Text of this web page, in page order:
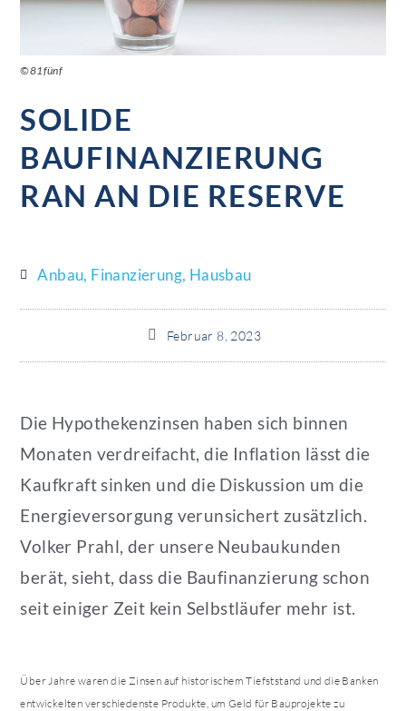
©81fünf
SOLIDE
BAUFINANZIERUNG
RAN AN DIE RESERVE
Anbau, Finanzierung, Hausbau
Februar 8, 2023
Die Hypothekenzinsen haben sich binnen
Monaten verdreifacht, die Inflation lässt die
Kaufkraft sinken und die Diskussion um die
Energieversorgung verunsichert zusätzlich.
Volker Prahl, der unsere Neubaukunden
berät, sieht, dass die Baufinanzierung schon
seit einiger Zeit kein Selbstläufer mehr ist.
Über Jahre waren die Zinsen auf historischem Tiefststand und die Banken
entwickelten verschiedenste Produkte, um Geld für Bauprojekte zu